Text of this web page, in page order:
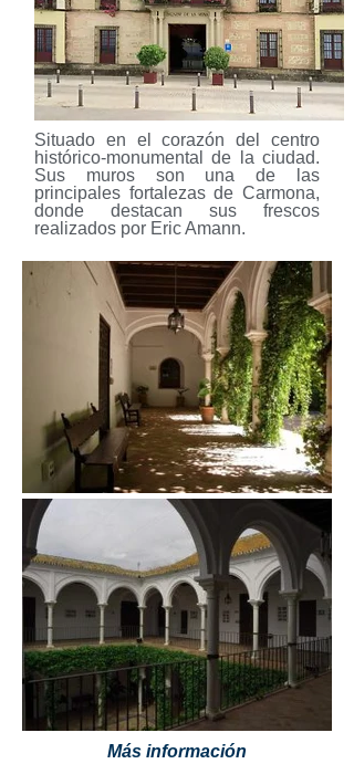
Situado en el corazón del centro
histórico-monumental de la ciudad.
Sus muros son una de las
principales fortalezas de Carmona,
donde destacan sus frescos
realizados por Eric Amann.
Más información